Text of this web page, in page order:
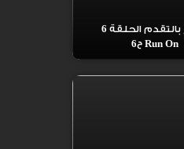
مسلسل إستمر بالتقدم الحلقة 6